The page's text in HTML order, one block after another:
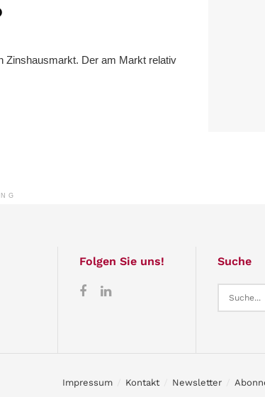
Zinshausmarkt. Der am Markt relativ
Folgen Sie uns! Suche
Impressum Kontakt Newsletter